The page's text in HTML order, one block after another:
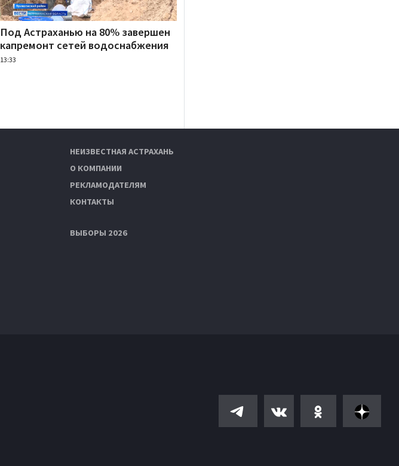
Под Астраханью на 80% завершен
капремонт сетей водоснабжения
13:33
НЕИЗВЕСТНАЯ АСТРАХАНЬ
О КОМПАНИИ
РЕКЛАМОДАТЕЛЯМ
КОНТАКТЫ
ВЫБОРЫ 2026